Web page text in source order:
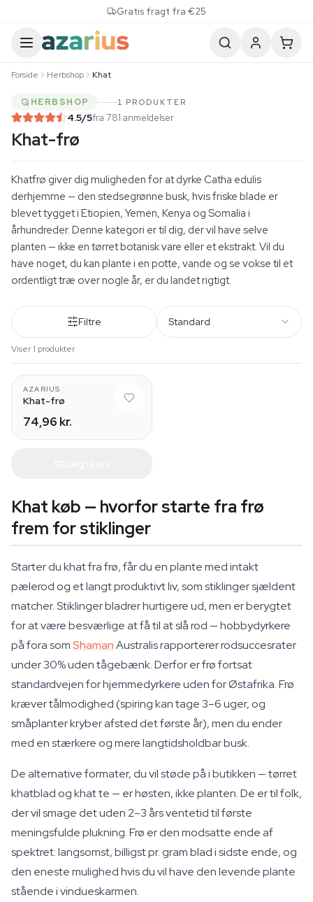
Gratis fragt fra €25
Forside Herbshop Khat
HERBSHOP 1 PRODUKTER
4.5/5fra 781 anmeldelser
Khat-frø
Khatfrø giver dig muligheden for at dyrke Catha edulis
derhjemme — den stedsegrønne busk, hvis friske blade er
blevet tygget i Etiopien, Yemen, Kenya og Somalia i
århundreder. Denne kategori er til dig, der vil have selve
planten — ikke en tørret botanisk vare eller et ekstrakt. Vil du
have noget, du kan plante i en potte, vande og se vokse til et
ordentligt træ over nogle år, er du landet rigtigt.
Filtre Standard
Viser 1 produkter
AZARIUS
Khat-frø
74,96 kr.
Khat køb — hvorfor starte fra frø
frem for stiklinger
Starter du khat fra frø, får du en plante med intakt
pælerod og et langt produktivt liv, som stiklinger sjældent
matcher. Stiklinger bladrer hurtigere ud, men er berygtet
for at være besværlige at få til at slå rod — hobbydyrkere
på fora somShamanAustralis rapporterer rodsuccesrater
under 30% uden tågebænk. Derfor er frø fortsat
standardvejen for hjemmedyrkere uden for Østafrika. Frø
kræver tålmodighed (spiring kan tage 3–6 uger, og
småplanter kryber afsted det første år), men du ender
med en stærkere og mere langtidsholdbar busk.
De alternative formater, du vil støde på i butikken — tørret
khatblad og khat te — er høsten, ikke planten. De er til folk,
der vil smage det uden 2–3 års ventetid til første
meningsfulde plukning. Frø er den modsatte ende af
spektret: langsomst, billigst pr. gram blad i sidste ende, og
den eneste mulighed hvis du vil have den levende plante
stående i vindueskarmen.